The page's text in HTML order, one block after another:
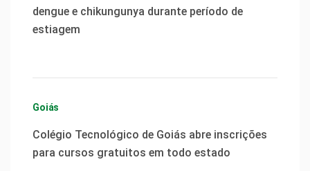
dengue e chikungunya durante período de
estiagem
Goiás
Colégio Tecnológico de Goiás abre inscrições
para cursos gratuitos em todo estado